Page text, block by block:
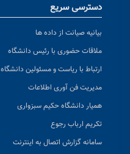
دسترسی سریع
بیانیه صیانت از داده ها
ملاقات حضوری با رئیس دانشگاه
ارتباط با ریاست و مسئولین دانشگاه
مدیریت فن آوری اطلاعات
همیار دانشگاه حکیم سبزواری
تکریم ارباب رجوع
سامانه گزارش اتصال به اینترنت